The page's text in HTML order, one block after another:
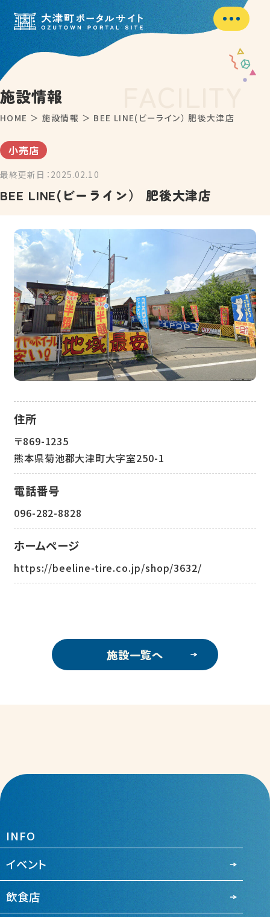
施設情報
HOME ＞ 施設情報 ＞ BEE LINE(ビーライン） 肥後大津店
小売店
最終更新日：2025.02.10
BEE LINE(ビーライン） 肥後大津店
住所
〒869-1235
熊本県菊池郡大津町大字室250-1
電話番号
096-282-8828
ホームページ
https://beeline-tire.co.jp/shop/3632/
施設一覧へ
INFO
イベント
飲食店